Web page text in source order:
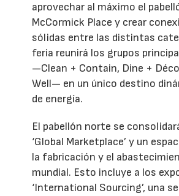
aprovechar al máximo el
McCormick Place y crear
sólidas entre las distintas
feria reunirá los grupos
—Clean + Contain, Dine +
Well— en un único destino
de energía.
El pabellón norte se
‘Global Marketplace’ y un
la fabricación y el
mundial. Esto incluye a los
‘International Sourcing’, una